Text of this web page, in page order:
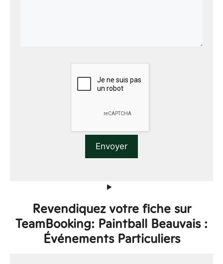
Revendiquez votre fiche sur
TeamBooking: Paintball Beauvais :
Événements Particuliers